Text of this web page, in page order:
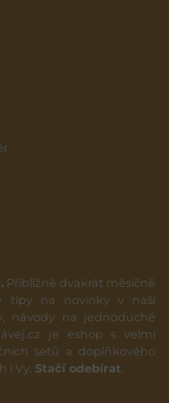
Přibližně dvakrát měsíčně
tipy na novinky v naší
návody na jednoduché
je eshop s velmi
setů a doplňkového
i Vy. Stačí odebírat.